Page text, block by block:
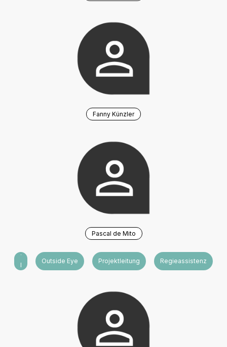
Fanny Künzler
Pascal de Mito
Technische
Leitung
Outside Eye Projektleitung Regieassistenz